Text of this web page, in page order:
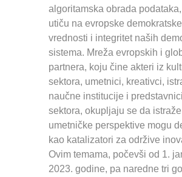
algoritamska obrada
utiču na evropske demokratske
vrednosti i integritet naših
sistema. Mreža evropskih i
partnera, koju čine akteri iz
sektora, umetnici, kreativci,
naučne institucije i
sektora, okupljaju se da
umetničke perspektive mogu
kao katalizatori za održive
Ovim temama, počevši od 1.
2023. godine, pa naredne tri